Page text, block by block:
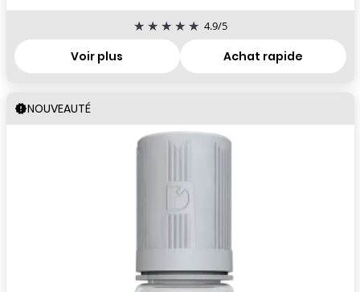
4.9/5
Voir plus Achat rapide
NOUVEAUTÉ